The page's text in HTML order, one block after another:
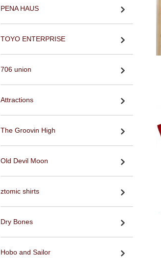
PENA HAUS
TOYO ENTERPRISE
706 union
Attractions
The Groovin High
Old Devil Moon
ztomic shirts
Dry Bones
Hobo and Sailor